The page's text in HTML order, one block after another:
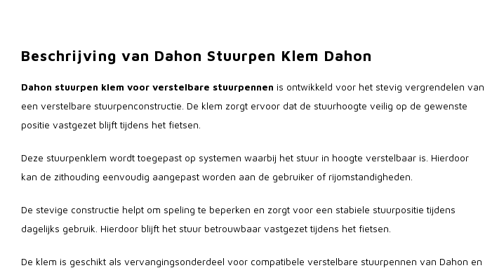
Beschrijving van Dahon Stuurpen Klem Dahon
Dahon stuurpen klem voor verstelbare stuurpennen is ontwikkeld voor het stevig vergrendelen van
een verstelbare stuurpenconstructie. De klem zorgt ervoor dat de stuurhoogte veilig op de gewenste
positie vastgezet blijft tijdens het fietsen.
Deze stuurpenklem wordt toegepast op systemen waarbij het stuur in hoogte verstelbaar is. Hierdoor
kan de zithouding eenvoudig aangepast worden aan de gebruiker of rijomstandigheden.
De stevige constructie helpt om speling te beperken en zorgt voor een stabiele stuurpositie tijdens
dagelijks gebruik. Hierdoor blijft het stuur betrouwbaar vastgezet tijdens het fietsen.
De klem is geschikt als vervangingsonderdeel voor compatibele verstelbare stuurpennen van Dahon en